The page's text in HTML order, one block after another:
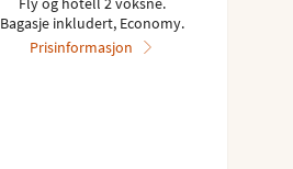
Bagasje inkludert, Economy.
Prisinformasjon